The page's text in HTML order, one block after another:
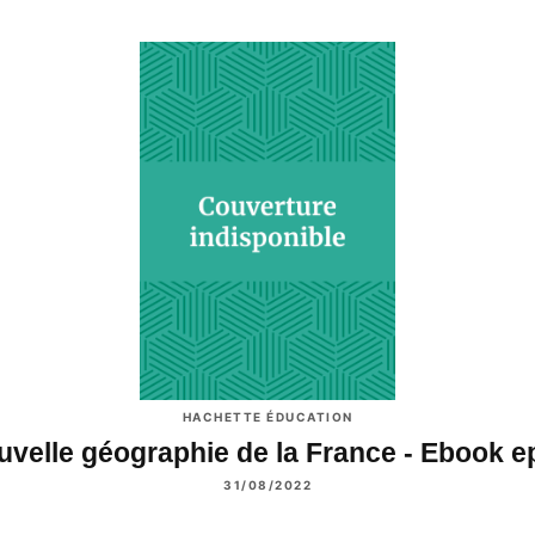
HACHETTE ÉDUCATION
géographie de la France - Ebook
31/08/2022